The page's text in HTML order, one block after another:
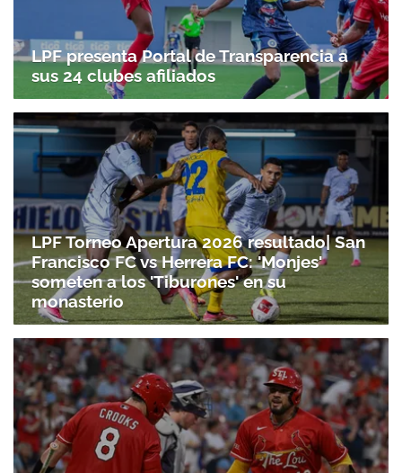
LPF presenta Portal de Transparencia a
sus 24 clubes afiliados
LPF Torneo Apertura 2026 resultado| San
Francisco FC vs Herrera FC: 'Monjes'
someten a los 'Tiburones' en su
monasterio